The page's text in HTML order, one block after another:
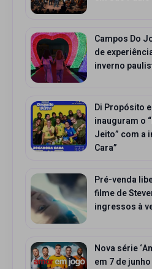
Campos Do
de
inverno
Di Propósito
inauguram o
Jeito” com a
Cara”
Pré-venda
filme de
ingressos à
Nova série
em 7 de